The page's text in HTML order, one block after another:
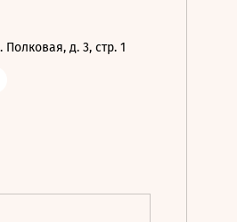
Полковая, д. 3, стр. 1